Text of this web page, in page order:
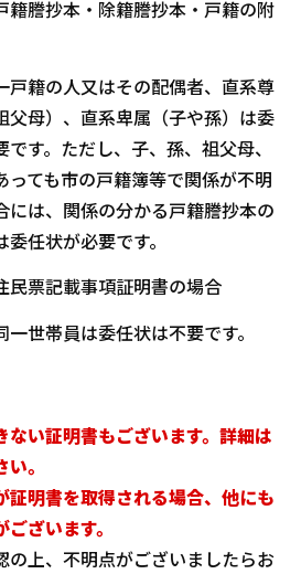
謄抄本・除籍謄抄本・戸籍の附
戸籍の人又はその配偶者、直系尊
父母）、直系卑属（子や孫）は委
です。ただし、子、孫、祖父母、
っても市の戸籍簿等で関係が不明
には、関係の分かる戸籍謄抄本の
委任状が必要です。
票記載事項証明書の場合
一世帯員は委任状は不要です。
ない証明書もございます。詳細は
。
証明書を取得される場合、他にも
ざいます。
の上、不明点がございましたらお